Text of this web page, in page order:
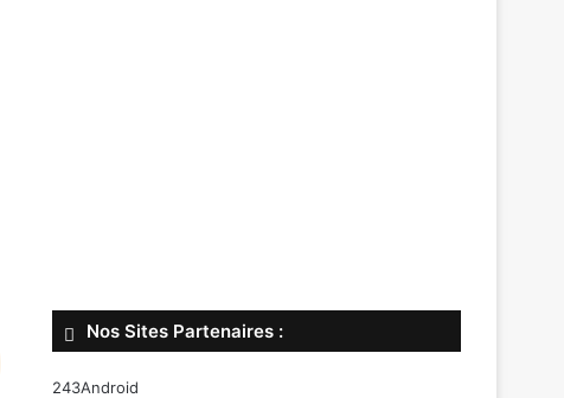
Nos Sites Partenaires :
243Android